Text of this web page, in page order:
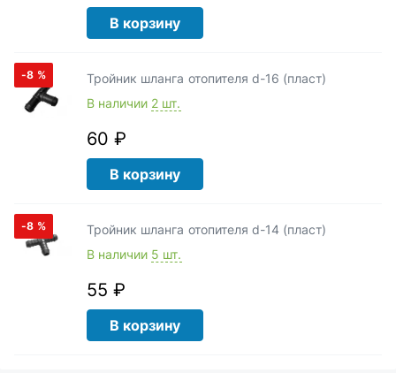
В корзину
-8 %
Тройник шланга отопителя d-16 (пласт)
В наличии 2 шт.
60 ₽
В корзину
-8 %
Тройник шланга отопителя d-14 (пласт)
В наличии 5 шт.
55 ₽
В корзину